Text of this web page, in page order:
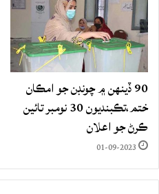
90 ڏينهن ۾ چونڊن جو امڪان
ختم،تڪبنديون 30 نومبر تائين
ڪرڻ جو اعلان
01-09-2023